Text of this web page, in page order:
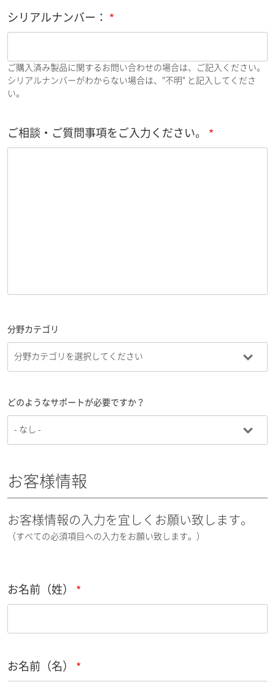
シリアルナンバー：
ご購入済み製品に関するお問い合わせの場合は、ご記入ください。
シリアルナンバーがわからない場合は、"不明" と記入してくださ
い。
ご相談・ご質問事項をご入力ください。
分野カテゴリ
どのようなサポートが必要ですか？
お客様情報
お客様情報の入力を宜しくお願い致します。
（すべての必須項目への入力をお願い致します。）
お名前（姓）
お名前（名）